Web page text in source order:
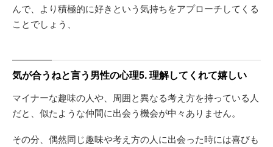
んで、より積極的に好きという気持ちをアプローチしてくる
ことでしょう、
気が合うねと言う男性の心理5. 理解してくれて嬉しい
マイナーな趣味の人や、周囲と異なる考え方を持っている人
だと、似たような仲間に出会う機会が中々ありません。
その分、偶然同じ趣味や考え方の人に出会った時には喜びも